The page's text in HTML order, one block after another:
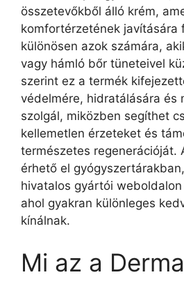
összetevőkből álló krém,
komfortérzetének javítására
különösen azok számára,
vagy hámló bőr tüneteivel
szerint ez a termék
védelmére, hidratálására és
szolgál, miközben segíthet
kellemetlen érzeteket és
természetes regenerációját.
érhető el
hivatalos gyártói
ahol gyakran különleges
kínálnak.
Mi az a